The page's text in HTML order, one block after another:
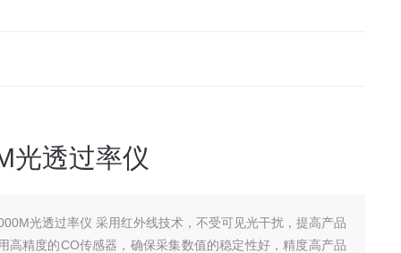
光透过率仪
光透过率仪 采用红外线技术，不受可见光干扰，提高产品
高精度的CO传感器，确保采集数值的稳定性好，精度高产品